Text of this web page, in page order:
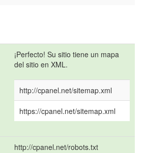
¡Perfecto! Su sitio tiene un mapa
del sitio en XML.
http://cpanel.net/sitemap.xml
https://cpanel.net/sitemap.xml
http://cpanel.net/robots.txt